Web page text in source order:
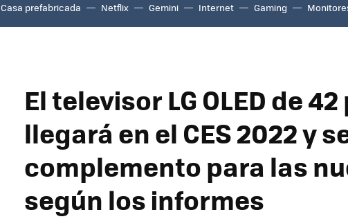
Casa prefabricada Netflix Gemini Internet Gaming
El televisor LG OLED de
llegará en el CES 2022 y
complemento para las
según los informes